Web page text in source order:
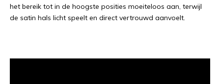
het bereik tot in de hoogste posities moeiteloos aan, terwijl
de satin hals licht speelt en direct vertrouwd aanvoelt.